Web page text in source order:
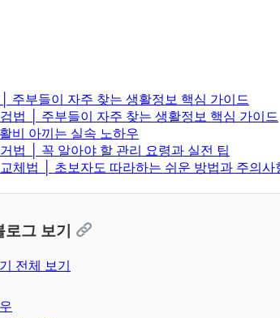
주부들이 자주 찾는 생활정보 핵심 가이드
법 │ 주부들이 자주 찾는 생활정보 핵심 가이드
비 아끼는 실속 노하우
법 │ 꼭 알아야 할 관리 요령과 실전 팁
체법 │ 초보자도 따라하는 쉬운 방법과 주의사
그 보기
전체 보기